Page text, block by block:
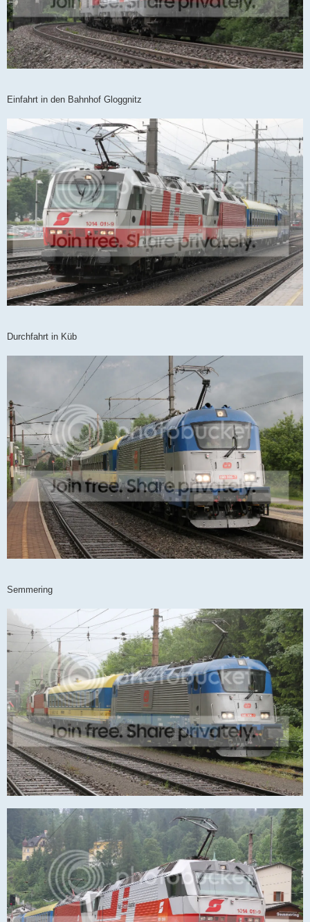
Einfahrt in den Bahnhof Gloggnitz
Durchfahrt in Küb
Semmering